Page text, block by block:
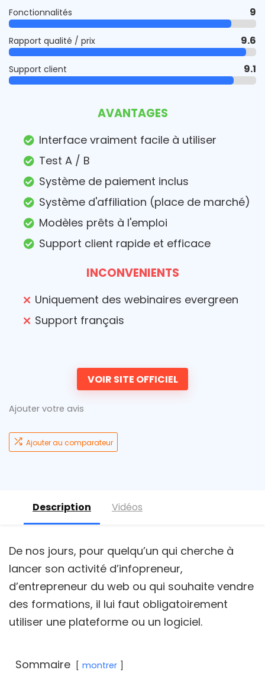
Fonctionnalités 9
Rapport qualité / prix 9.6
Support client 9.1
AVANTAGES
Interface vraiment facile à utiliser
Test A / B
Système de paiement inclus
Système d'affiliation (place de marché)
Modèles prêts à l'emploi
Support client rapide et efficace
INCONVENIENTS
Uniquement des webinaires evergreen
Support français
VOIR SITE OFFICIEL
Ajouter votre avis
Ajouter au comparateur
Description Vidéos
De nos jours, pour quelqu’un qui cherche à
lancer son activité d’infopreneur,
d’entrepreneur du web ou qui souhaite vendre
des formations, il lui faut obligatoirement
utiliser une plateforme ou un logiciel.
Sommaire montrer